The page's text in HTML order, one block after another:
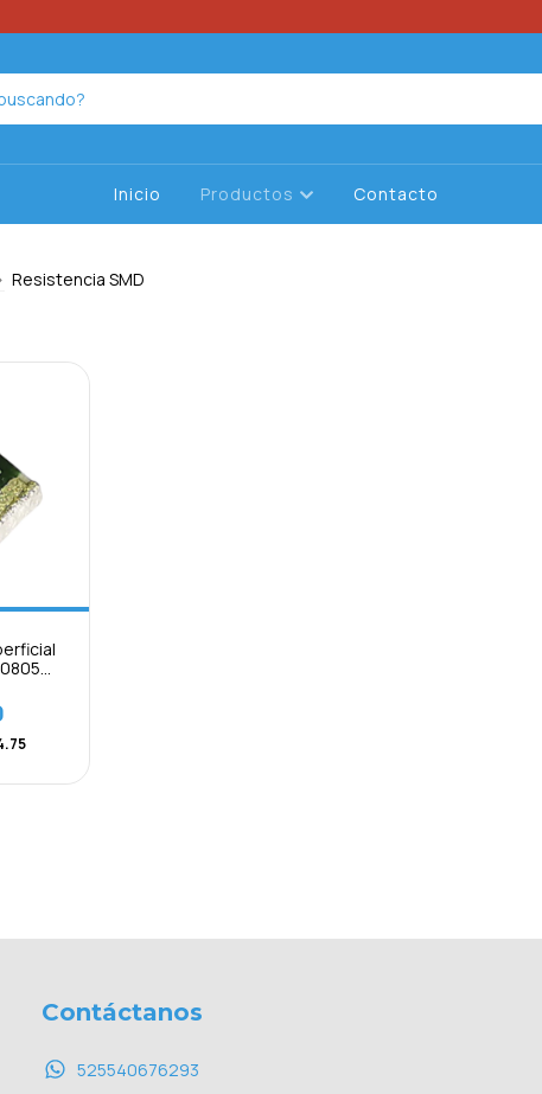
Inicio Productos Contacto
Resistencia SMD
Contáctanos
525540676293